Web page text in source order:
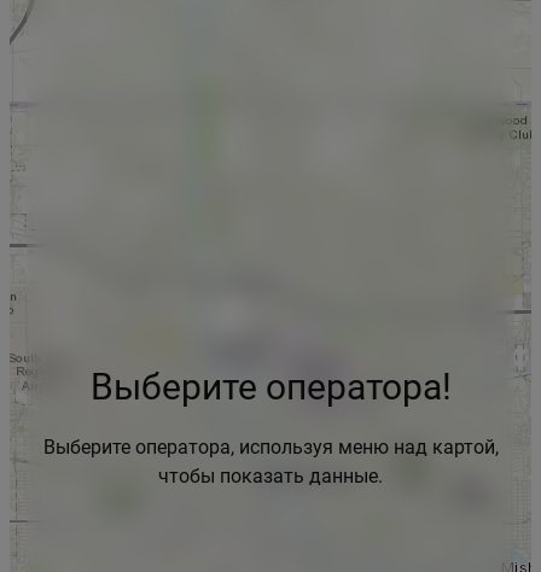
Выберите оператора!
Выберите оператора, используя меню над картой,
чтобы показать данные.